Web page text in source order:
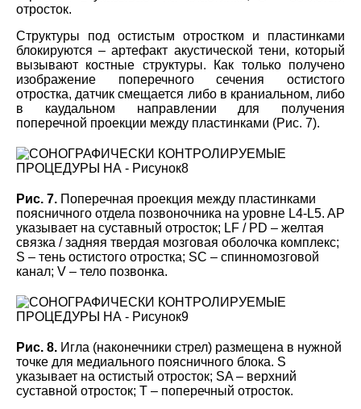
отросток.
Структуры под остистым отростком и пластинками
блокируются – артефакт акустической тени, который
вызывают костные структуры. Как только получено
изображение поперечного сечения остистого
отростка, датчик смещается либо в краниальном, либо
в каудальном направлении для получения
поперечной проекции между пластинками (Рис. 7).
Рис. 7. Поперечная проекция между пластинками
поясничного отдела позвоночника на уровне L4-L5. AP
указывает на суставный отросток; LF / PD – желтая
связка / задняя твердая мозговая оболочка комплекс;
S – тень остистого отростка; SC – спинномозговой
канал; V – тело позвонка.
Рис. 8. Игла (наконечники стрел) размещена в нужной
точке для медиального поясничного блока. S
указывает на остистый отросток; SA – верхний
суставной отросток; T – поперечный отросток.